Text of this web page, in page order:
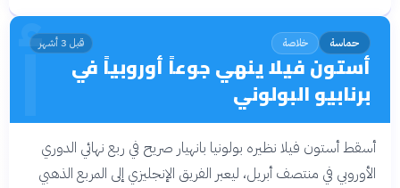
أ حماسة خلاصة قبل 3 أشهر
أستون فيلا ينهي جوعاً أوروبياً في
برنابيو البولوني
أسقط أستون فيلا نظيره بولونيا بانهيار صريح في ربع نهائي الدوري
الأوروبي في منتصف أبريل، ليعبر الفريق الإنجليزي إلى المربع الذهبي